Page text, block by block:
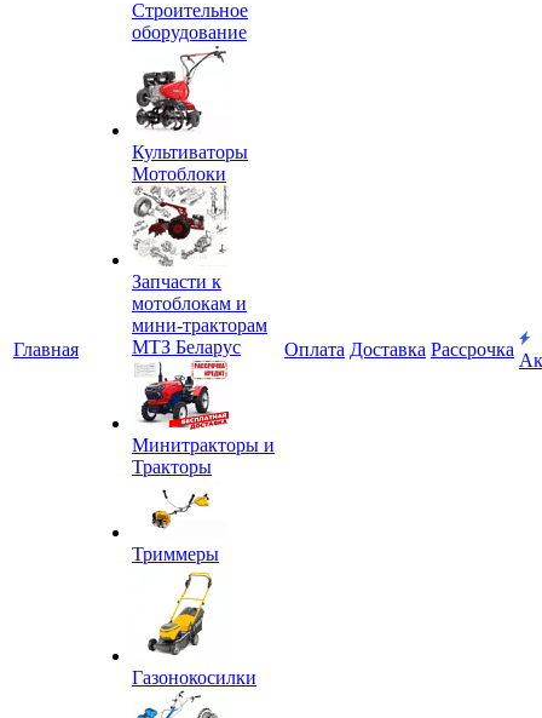
Главная
Строительное
оборудование
Культиваторы
Мотоблоки
Запчасти к
мотоблокам и
мини-тракторам
МТЗ Беларус
Минитракторы и
Тракторы
Триммеры
Газонокосилки
Оплата Доставка Рассрочка